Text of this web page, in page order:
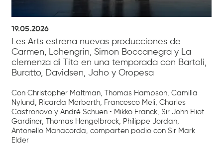
19.05.2026
Les Arts estrena nuevas producciones de
Carmen, Lohengrin, Simon Boccanegra y La
clemenza di Tito en una temporada con Bartoli,
Buratto, Davidsen, Jaho y Oropesa
Con Christopher Maltman, Thomas Hampson, Camilla
Nylund, Ricarda Merberth, Francesco Meli, Charles
Castronovo y Andrè Schuen • Mikko Franck, Sir John Eliot
Gardiner, Thomas Hengelbrock, Philippe Jordan,
Antonello Manacorda, comparten podio con Sir Mark
Elder